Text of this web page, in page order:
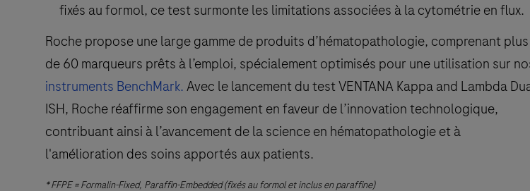
fixés au formol, ce test surmonte les limitations associées à la cytométrie en flux.
Roche propose une large gamme de produits d’hématopathologie, comprenant plus
de 60 marqueurs prêts à l’emploi, spécialement optimisés pour une utilisation sur
instruments BenchMark.Avec le lancement du test VENTANA Kappa and Lambda
ISH, Roche réaffirme son engagement en faveur de l’innovation technologique,
contribuant ainsi à l’avancement de la science en hématopathologie et à
l'amélioration des soins apportés aux patients.
* FFPE = Formalin-Fixed, Paraffin-Embedded (fixés au formol et inclus en paraffine)